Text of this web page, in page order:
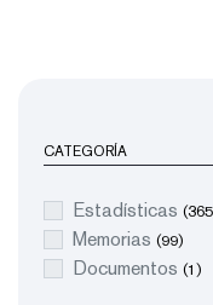
CATEGORÍA
Estadísticas
Memorias (99)
Documentos (1)